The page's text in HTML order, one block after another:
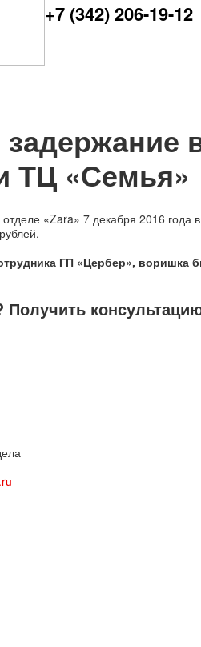
+7 (342) 206-19-12
ТЦ «Семья»
«Zara» 7 декабря 2016
ГП «Цербер», воришка